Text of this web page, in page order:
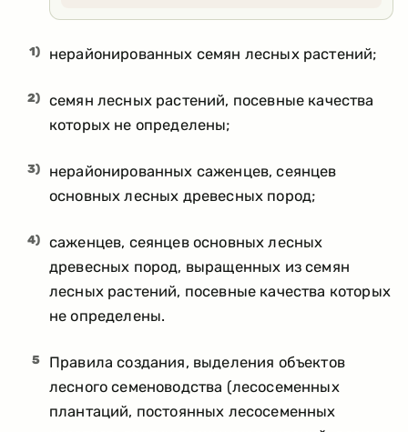
1) нерайонированных семян лесных растений;
2)
семян лесных растений, посевные качества
которых не определены;
3)
нерайонированных саженцев, сеянцев
основных лесных древесных пород;
4)
саженцев, сеянцев основных лесных
древесных пород, выращенных из семян
лесных растений, посевные качества которых
не определены.
5
Правила создания, выделения объектов
лесного семеноводства (лесосеменных
плантаций, постоянных лесосеменных